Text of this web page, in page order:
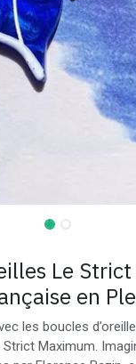
Le
en
les boucles
Maximum.